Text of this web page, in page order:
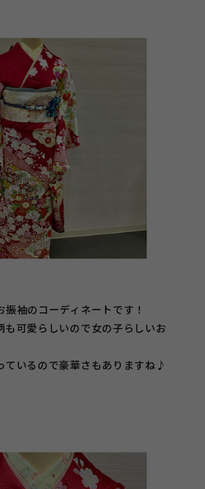
袖のコーディネートです！
も可愛らしいので女の子らしいお
ているので豪華さもありますね♪